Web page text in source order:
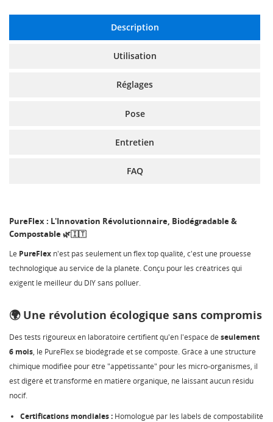
Description
Utilisation
Réglages
Pose
Entretien
FAQ
PureFlex : L'Innovation Révolutionnaire, Biodégradable &
Compostable 🌿🇮🇹
Le PureFlex n'est pas seulement un flex top qualité, c'est une prouesse
technologique au service de la planète. Conçu pour les créatrices qui
exigent le meilleur du DIY sans polluer.
🌍 Une révolution écologique sans compromis
Des tests rigoureux en laboratoire certifient qu'en l'espace de seulement
6 mois, le PureFlex se biodégrade et se composte. Grâce à une structure
chimique modifiée pour être "appétissante" pour les micro-organismes, il
est digéré et transformé en matière organique, ne laissant aucun résidu
nocif.
Certifications mondiales : Homologué par les labels de compostabilité